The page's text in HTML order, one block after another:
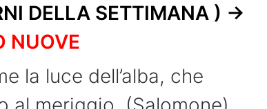
DELLA SETTIMANA ) ->
NUOVE
la luce dell’alba, che